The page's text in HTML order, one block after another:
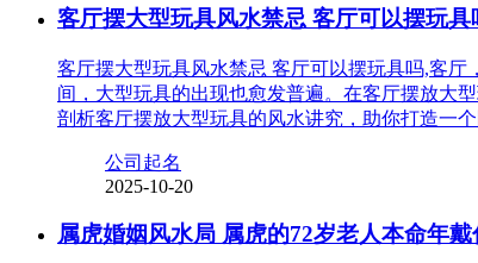
客厅摆大型玩具风水禁忌 客厅可以摆玩具
客厅摆大型玩具风水禁忌 客厅可以摆玩具吗,客
间，大型玩具的出现也愈发普遍。在客厅摆放大
剖析客厅摆放大型玩具的风水讲究，助你打造一
公司起名
2025-10-20
属虎婚姻风水局 属虎的72岁老人本命年戴